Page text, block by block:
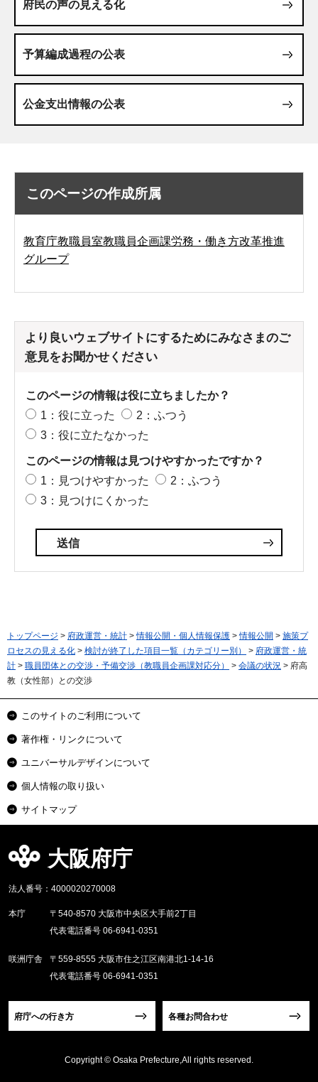
府民の声の見える化
予算編成過程の公表
公金支出情報の公表
このページの作成所属
教育庁教職員室教職員企画課労務・働き方改革推進
グループ
より良いウェブサイトにするためにみなさまのご
意見をお聞かせください
このページの情報は役に立ちましたか？
1：役に立った
2：ふつう
3：役に立たなかった
このページの情報は見つけやすかったですか？
1：見つけやすかった
2：ふつう
3：見つけにくかった
トップページ > 府政運営・統計 >情報公開・個人情報保護 >情報公開 > 施策プ
ロセスの見える化 > 検討が終了した項目一覧（カテゴリー別） > 府政運営・統
計 > 職員団体との交渉・予備交渉（教職員企画課対応分） > 会議の状況 > 府高
教（女性部）との交渉
このサイトのご利用について
著作権・リンクについて
ユニバーサルデザインについて
個人情報の取り扱い
サイトマップ
大阪府庁
法人番号：4000020270008
本庁
〒540-8570 大阪市中央区大手前2丁目
代表電話番号 06-6941-0351
咲洲庁舎
〒559-8555 大阪市住之江区南港北1-14-16
代表電話番号 06-6941-0351
府庁への行き方 各種お問合わせ
Copyright © Osaka Prefecture,All rights reserved.